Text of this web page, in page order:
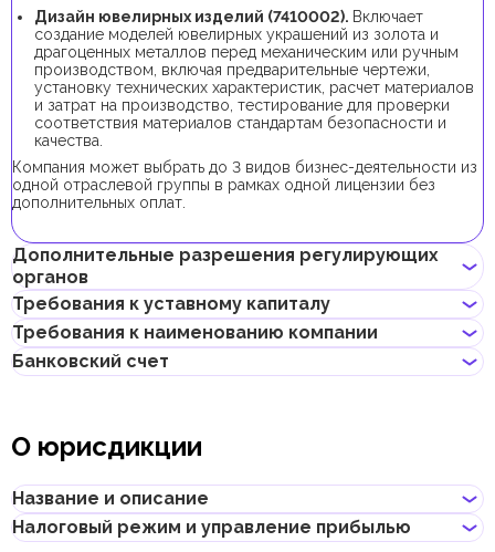
Дизайн ювелирных изделий (7410002). Включает
создание моделей ювелирных украшений из золота и
драгоценных металлов перед механическим или ручным
производством, включая предварительные чертежи,
установку технических характеристик, расчет материалов
и затрат на производство, тестирование для проверки
соответствия материалов стандартам безопасности и
качества.
Компания может выбрать до 3 видов бизнес-деятельности из
одной отраслевой группы в рамках одной лицензии без
дополнительных оплат.
Дополнительные разрешения регулирующих
органов
Для регистрации компании с данным видом бизнес-
деятельности получение дополнительных разрешений не
требуется.
Требования к уставному капиталу
Минимальный уставной капитал для компаний Dubai South
составляет 300 000 AED. Его внесение является
Требования к наименованию компании
Не должно нарушать законов страны или содержать
Не должно нарушать прав интеллектуальной
собственности третьей стороны
Не может совпадать или быть похожим на локальные/
глобальные бренды и зарегистрированные товарные знаки
Не должно содержать географических названий, таких как
названия эмиратов, городов, стран и других объектов
Банковский счет
электронных (digital) банках и платежных системах.
следует учитывать такие факторы, как уровень обслуживания,
размер комиссий, доступные валюты, удобство онлайн–
банкинга, репутация банка и другие условия, которые могут
быть важны для бизнеса.
О юрисдикции
Название и описание
Название: Dubai South
Налоговый режим и управление прибылью